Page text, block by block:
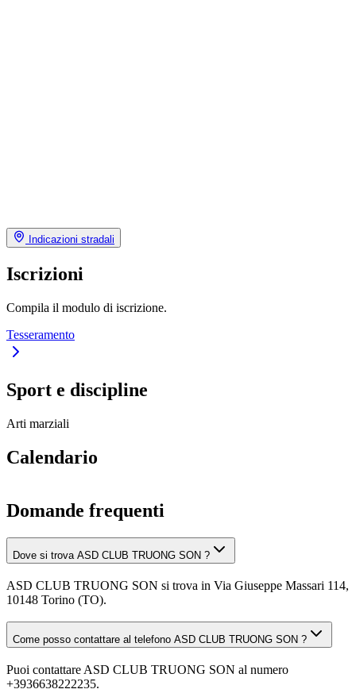
Indicazioni stradali
Iscrizioni
Compila il modulo di iscrizione.
Tesseramento
Sport e discipline
Arti marziali
Calendario
Domande frequenti
Dove si trova ASD CLUB TRUONG SON ?
ASD CLUB TRUONG SON si trova in Via Giuseppe Massari 114,
10148 Torino (TO).
Come posso contattare al telefono ASD CLUB TRUONG SON ?
Puoi contattare ASD CLUB TRUONG SON al numero
+3936638222235.